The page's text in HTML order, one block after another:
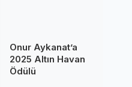
Onur Aykanat’a
2025 Altın Havan
Ödülü